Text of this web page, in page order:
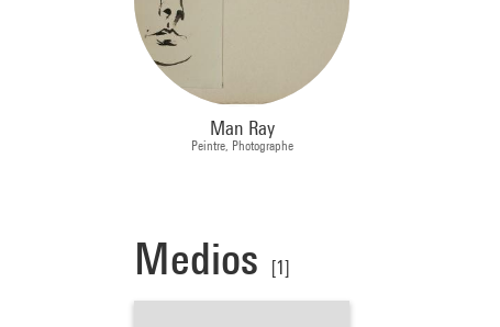
Man Ray
Peintre, Photographe
Medios [1]